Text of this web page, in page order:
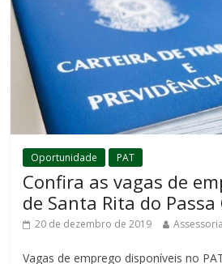
Oportunidade PAT
Confira as vagas de
de Santa Rita do
20 de dezembro de 2019 Assessoria
Vagas de emprego disponíveis no